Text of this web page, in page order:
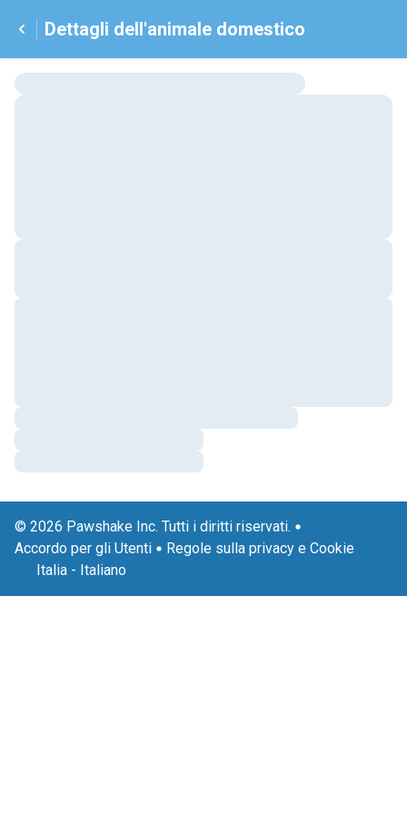
Dettagli dell'animale domestico
© 2026 Pawshake Inc. Tutti i diritti riservati.
Accordo per gli Utenti
Regole sulla privacy e Cookie
Italia - Italiano